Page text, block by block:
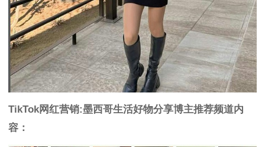
TikTok网红营销:墨西哥生活好物分享博主推荐频道内
容：